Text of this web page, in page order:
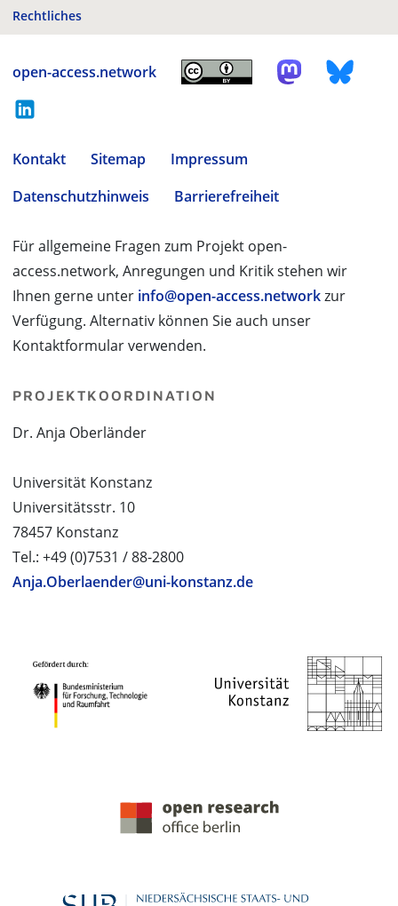
Rechtliches
open-access.network
Kontakt Sitemap
Impressum
Datenschutzhinweis
Barrierefreiheit
Für allgemeine Fragen zum Projekt open-
access.network, Anregungen und Kritik stehen wir
Ihnen gerne unter info@open-access.networkzur
Verfügung. Alternativ können Sie auch unser
Kontaktformular verwenden.
PROJEKTKOORDINATION
Dr. Anja Oberländer
Universität Konstanz
Universitätsstr. 10
78457 Konstanz
Tel.: +49 (0)7531 / 88-2800
Anja.Oberlaender@uni-konstanz.de